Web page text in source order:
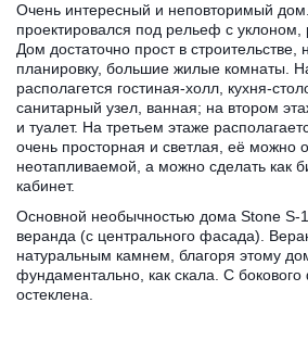
Очень интересный и неповторимый
проектировался под рельеф с уклоном,
Дом достаточно прост в
планировку, большие жилые комнаты.
располагется гостиная-холл, кухня-
санитарный узел, ванная; на втором
и туалет. На третьем этаже
очень просторная и светлая, её можно
неотапливаемой, а можно сделать как
кабинет.
Основной необычностью дома Stone S-
веранда (с центрального фасада).
натуральным камнем, благоря этому
фундаментально, как скала. С
остеклена.